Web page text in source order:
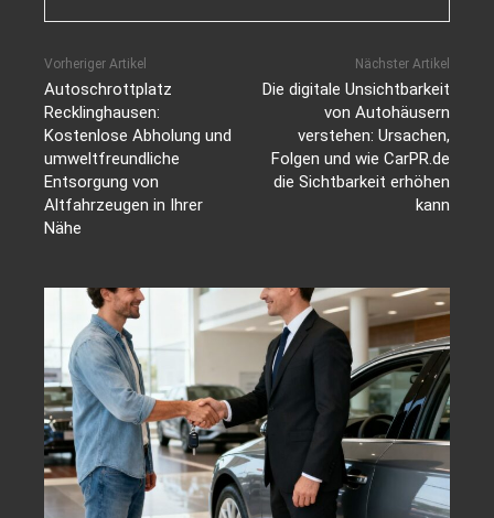
Vorheriger Artikel
Autoschrottplatz
Recklinghausen:
Kostenlose Abholung und
umweltfreundliche
Entsorgung von
Altfahrzeugen in Ihrer
Nähe
Nächster Artikel
Die digitale Unsichtbarkeit
von Autohäusern
verstehen: Ursachen,
Folgen und wie CarPR.de
die Sichtbarkeit erhöhen
kann